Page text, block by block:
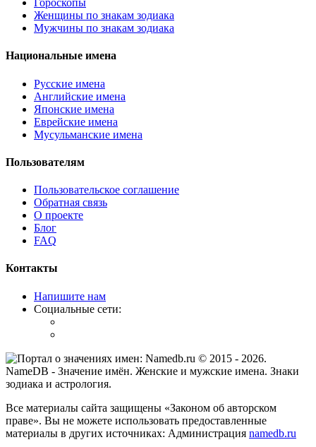
Гороскопы
Женщины по знакам зодиака
Мужчины по знакам зодиака
Национальные имена
Русские имена
Английские имена
Японские имена
Еврейские имена
Мусульманские имена
Пользователям
Пользовательское соглашение
Обратная связь
О проекте
Блог
FAQ
Контакты
Напишите нам
Социальные сети:
© 2015 - 2026.
NameDB - Значение имён. Женские и мужские имена. Знаки
зодиака и астрология.
Все материалы сайта защищены «Законом об авторском
праве». Вы не можете использовать предоставленные
материалы в других источниках: Администрация namedb.ru